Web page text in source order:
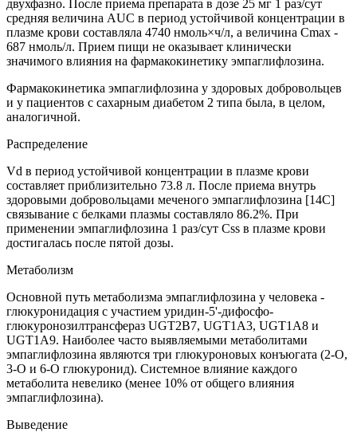
двухфазно. После приема препарата в дозе 25 мг 1 раз/сут
средняя величина AUC в период устойчивой концентрации в
плазме крови составляла 4740 нмоль×ч/л, а величина Cmax -
687 нмоль/л. Прием пищи не оказывает клинически
значимого влияния на фармакокинетику эмпаглифлозина.
Фармакокинетика эмпаглифлозина у здоровых добровольцев
и у пациентов с сахарным диабетом 2 типа была, в целом,
аналогичной.
Распределение
Vd в период устойчивой концентрации в плазме крови
составляет приблизительно 73.8 л. После приема внутрь
здоровыми добровольцами меченого эмпаглифлозина [14С]
связывание с белками плазмы составляло 86.2%. При
применении эмпаглифлозина 1 раз/сут Css в плазме крови
достигалась после пятой дозы.
Метаболизм
Основной путь метаболизма эмпаглифлозина у человека -
глюкуронидация с участием уридин-5'-дифосфо-
глюкуронозилтрансфераз UGT2B7, UGT1A3, UGT1A8 и
UGT1A9. Наиболее часто выявляемыми метаболитами
эмпаглифлозина являются три глюкуроновых конъюгата (2-О,
3-О и 6-О глюкуронид). Системное влияние каждого
метаболита невелико (менее 10% от общего влияния
эмпаглифлозина).
Выведение